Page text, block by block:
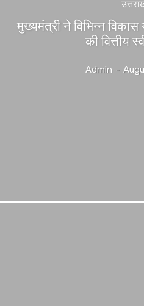
मुख्यमंत्री ने विभिन्न
की वित्तीय
Admin -